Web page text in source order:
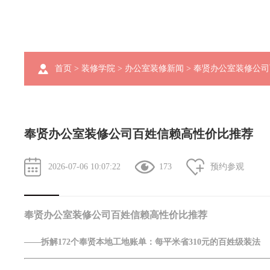
首页 > 装修学院 > 办公室装修新闻 > 奉贤办公室装修公
奉贤办公室装修公司百姓信赖高性价比推荐
2026-07-06 10:07:22 173 预约参观
奉贤办公室装修公司百姓信赖高性价比推荐
——拆解172个奉贤本地工地账单：每平米省310元的百姓级装法